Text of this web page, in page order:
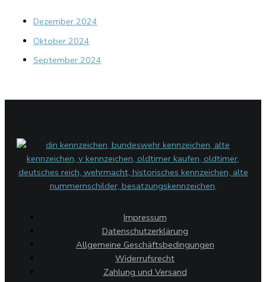
Dezember 2024
Oktober 2024
September 2024
Impressum
Datenschutzerklärung
Allgemeine Geschäftsbedingungen
Widerrufsrecht
Zahlung und Versand